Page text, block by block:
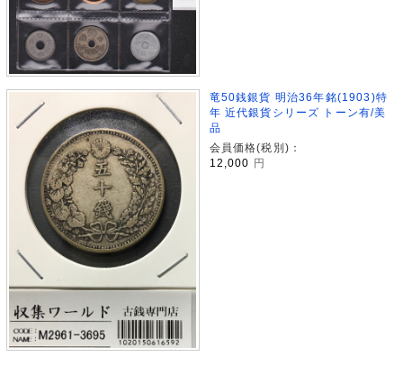
竜50銭銀貨 明治36年銘(1903)特
年 近代銀貨シリーズ トーン有/美
品
会員価格(税別)：
12,000 円